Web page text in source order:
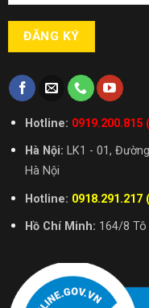
Hotline: 0919.200.815
Hà Nội: LK1 - 01,
Hà Nội
Hotline: 0918.291.217
Hồ Chí Minh: 164/8 Tô